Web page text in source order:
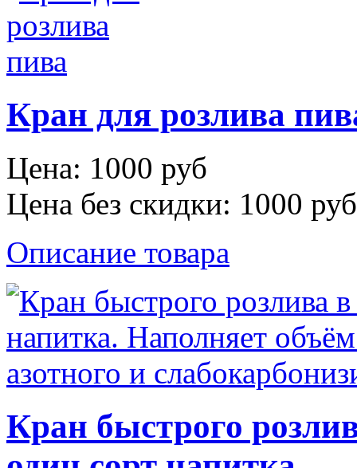
Кран для розлива
Цена: 1000 руб
Цена без скидки: 1000 руб
Описание товара
Кран быстрого